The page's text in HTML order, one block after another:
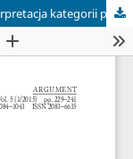
Sztuka i przestrzeń. Pawła Florenskiego interpretacja kategorii przestrzenności